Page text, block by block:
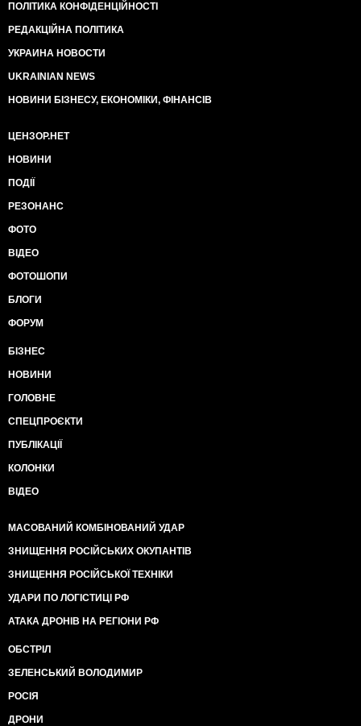
ПОЛІТИКА КОНФІДЕНЦІЙНОСТІ
РЕДАКЦІЙНА ПОЛІТИКА
УКРАИНА НОВОСТИ
UKRAINIAN NEWS
НОВИНИ БІЗНЕСУ, ЕКОНОМІКИ, ФІНАНСІВ
ЦЕНЗОР.НЕТ
НОВИНИ
ПОДІЇ
РЕЗОНАНС
ФОТО
ВІДЕО
ФОТОШОПИ
БЛОГИ
ФОРУМ
БІЗНЕС
НОВИНИ
ГОЛОВНЕ
СПЕЦПРОЄКТИ
ПУБЛІКАЦІЇ
КОЛОНКИ
ВІДЕО
МАСОВАНИЙ КОМБІНОВАНИЙ УДАР
ЗНИЩЕННЯ РОСІЙСЬКИХ ОКУПАНТІВ
ЗНИЩЕННЯ РОСІЙСЬКОЇ ТЕХНІКИ
УДАРИ ПО ЛОГІСТИЦІ РФ
АТАКА ДРОНІВ НА РЕГІОНИ РФ
ОБСТРІЛ
ЗЕЛЕНСЬКИЙ ВОЛОДИМИР
РОСІЯ
ДРОНИ